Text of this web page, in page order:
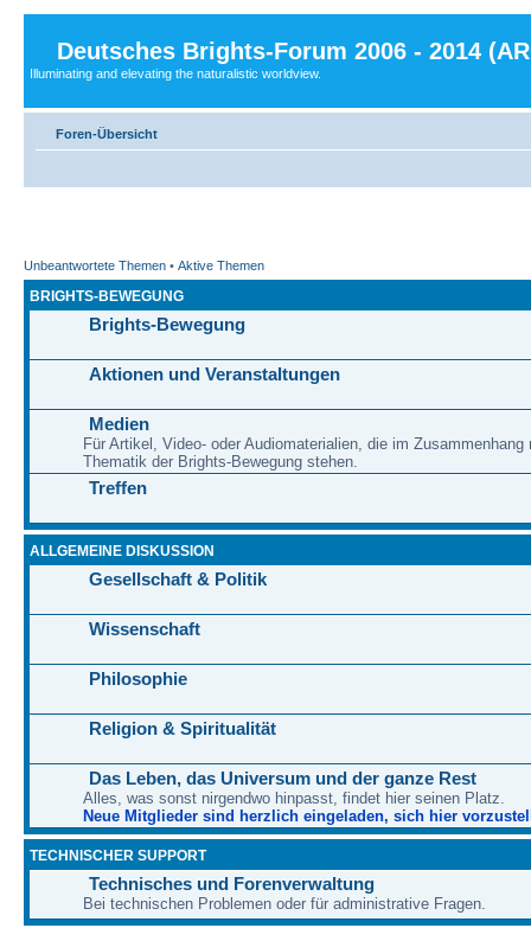
Deutsches Brights-Forum 2006 - 2014
Illuminating and elevating the naturalistic worldview.
Foren-Übersicht
Unbeantwortete Themen • Aktive Themen
BRIGHTS-BEWEGUNG
Brights-Bewegung
Aktionen und Veranstaltungen
Medien
Für Artikel, Video- oder Audiomaterialien, die im Zusammenhang
Thematik der Brights-Bewegung stehen.
Treffen
ALLGEMEINE DISKUSSION
Gesellschaft & Politik
Wissenschaft
Philosophie
Religion & Spiritualität
Das Leben, das Universum und der ganze Rest
Alles, was sonst nirgendwo hinpasst, findet hier seinen Platz.
Neue Mitglieder sind herzlich eingeladen, sich hier
TECHNISCHER SUPPORT
Technisches und Forenverwaltung
Bei technischen Problemen oder für administrative Fragen.